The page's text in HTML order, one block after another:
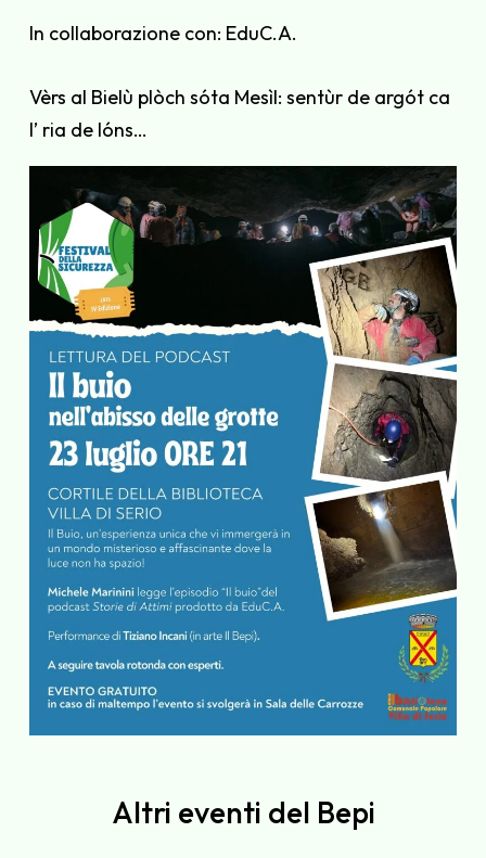
In collaborazione con: EduC.A.
Vèrs al Bielù plòch sóta Mesìl: sentùr de argót ca
l’ ria de lóns…
Altri eventi del Bepi